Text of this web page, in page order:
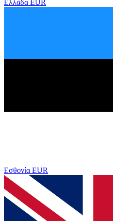
Ελλάδα EUR
Εσθονία EUR